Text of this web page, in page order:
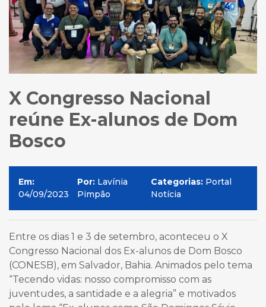
X Congresso Nacional
reúne Ex-alunos de Dom
Bosco
Em:
04/09/2023
Por: Lavínia
Pimpão
Categorias: Portal
Notícia
Entre os dias 1 e 3 de setembro, aconteceu o X
Congresso Nacional dos Ex-alunos de Dom Bosco
(CONESB), em Salvador, Bahia. Animados pelo tema
“Tecendo vidas: nosso compromisso com as
juventudes, a santidade e a alegria” e motivados